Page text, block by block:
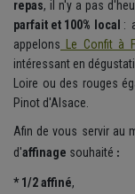
repas, il n'y a pas
parfait et 100% local :
appelons Le Confit à
intéressant en
Loire ou des rouges
Pinot d'Alsace.
Afin de vous servir au
d'affinage souhaité :
* 1/2 affiné,